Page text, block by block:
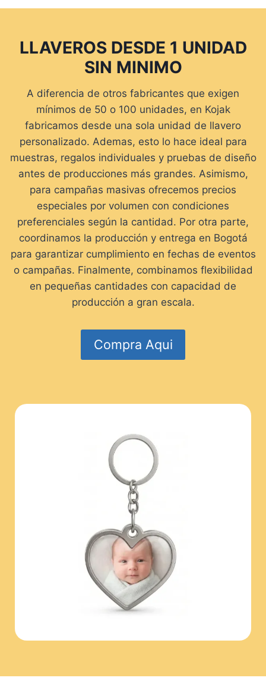
LLAVEROS DESDE 1 UNIDAD
SIN MINIMO
A diferencia de otros fabricantes que exigen
mínimos de 50 o 100 unidades, en Kojak
fabricamos desde una sola unidad de llavero
personalizado. Ademas, esto lo hace ideal para
muestras, regalos individuales y pruebas de diseño
antes de producciones más grandes. Asimismo,
para campañas masivas ofrecemos precios
especiales por volumen con condiciones
preferenciales según la cantidad. Por otra parte,
coordinamos la producción y entrega en Bogotá
para garantizar cumplimiento en fechas de eventos
o campañas. Finalmente, combinamos flexibilidad
en pequeñas cantidades con capacidad de
producción a gran escala.
Compra Aqui